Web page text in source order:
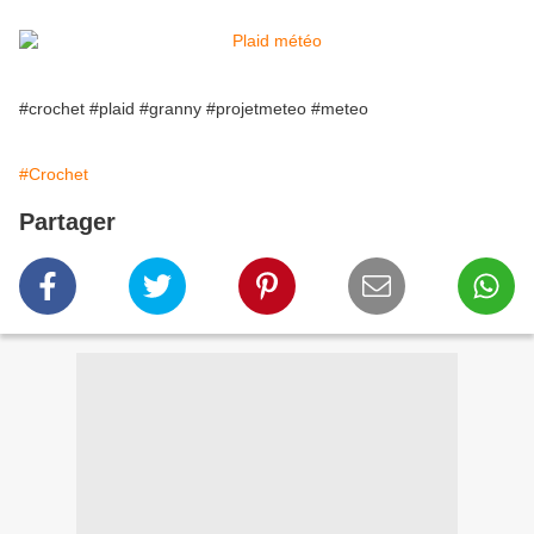
#crochet #plaid #granny #projetmeteo #meteo
#Crochet
Partager